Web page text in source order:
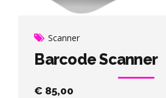
Scanner
Barcode Scanner
€ 85,00